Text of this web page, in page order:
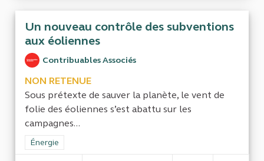
Un nouveau contrôle des subventions
aux éoliennes
Contribuables Associés
NON RETENUE
Sous prétexte de sauver la planète, le vent de
folie des éoliennes s’est abattu sur les
campagnes...
Filtrer les résultats de la catégorie : Énergie
Énergie